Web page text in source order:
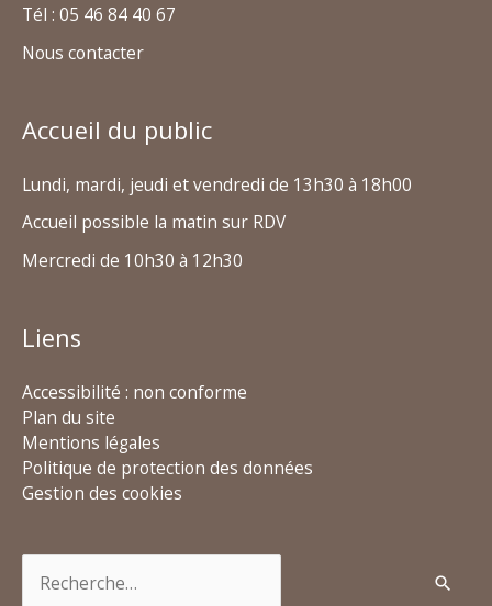
Tél : 05 46 84 40 67
Nous contacter
Accueil du public
Lundi, mardi, jeudi et vendredi de 13h30 à 18h00
Accueil possible la matin sur RDV
Mercredi de 10h30 à 12h30
Liens
Accessibilité : non conforme
Plan du site
Mentions légales
Politique de protection des données
Gestion des cookies